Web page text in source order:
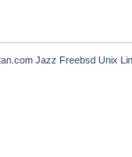
Jazz Freebsd Unix